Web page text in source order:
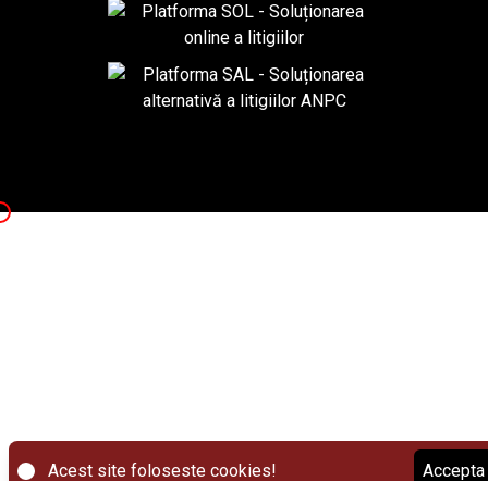
Acest site foloseste cookies! Accepta
Accepta